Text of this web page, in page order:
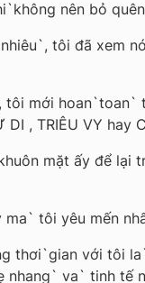
nên bỏ
tôi đã xem
tôi mới
, TRIÊU VY hay
mặt ấy để
tôi yêu mến
thơi`gian với tôi
nhang` va` tinh